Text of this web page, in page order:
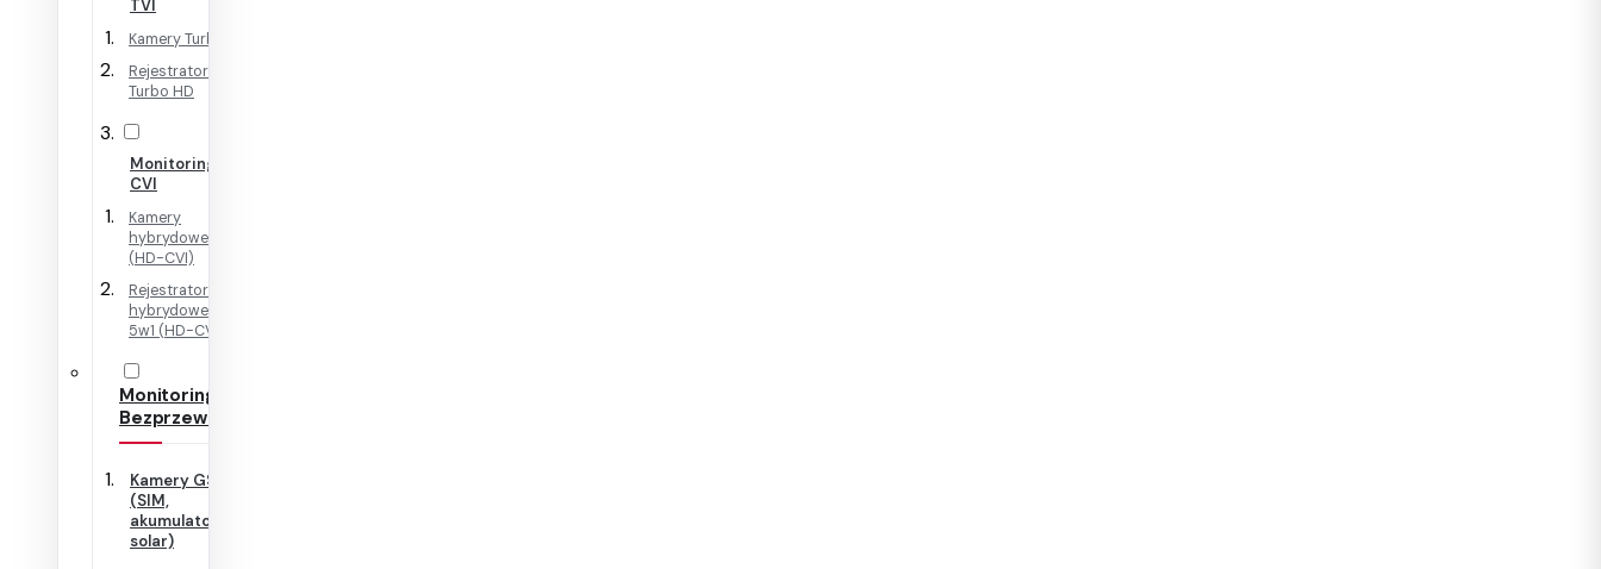
TVI
Kamery Turbo HD
Rejestratory
Turbo HD
Monitoring HD-
CVI
Kamery
hybrydowe 4w1
(HD-CVI)
Rejestratory
hybrydowe + IP
5w1 (HD-CVI)
Monitoring
Bezprzewodowy
Kamery GSM
(SIM,
akumulator,
solar)